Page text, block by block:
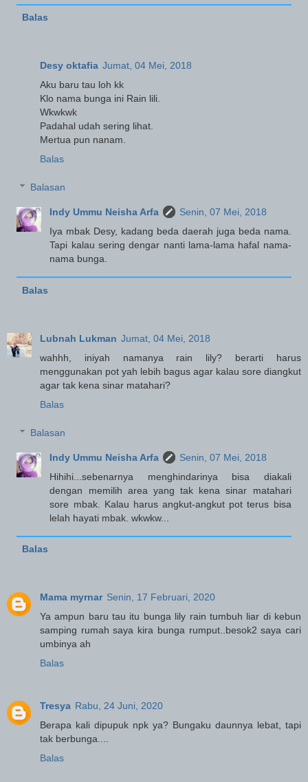
Balas
Desy oktafia Jumat, 04 Mei, 2018
Aku baru tau loh kk
Klo nama bunga ini Rain lili.
Wkwkwk
Padahal udah sering lihat.
Mertua pun nanam.
Balas
Balasan
Indy Ummu Neisha Arfa
Senin, 07 Mei, 2018
Iya mbak Desy, kadang beda daerah juga beda nama.
Tapi kalau sering dengar nanti lama-lama hafal nama-
nama bunga.
Balas
Lubnah Lukman Jumat, 04 Mei, 2018
wahhh, iniyah namanya rain lily? berarti harus
menggunakan pot yah lebih bagus agar kalau sore diangkut
agar tak kena sinar matahari?
Balas
Balasan
Indy Ummu Neisha Arfa
Senin, 07 Mei, 2018
Hihihi...sebenarnya menghindarinya bisa diakali
dengan memilih area yang tak kena sinar matahari
sore mbak. Kalau harus angkut-angkut pot terus bisa
lelah hayati mbak. wkwkw...
Balas
Mama myrnar Senin, 17 Februari, 2020
Ya ampun baru tau itu bunga lily rain tumbuh liar di kebun
samping rumah saya kira bunga rumput..besok2 saya cari
umbinya ah
Balas
Tresya Rabu, 24 Juni, 2020
Berapa kali dipupuk npk ya? Bungaku daunnya lebat, tapi
tak berbunga....
Balas